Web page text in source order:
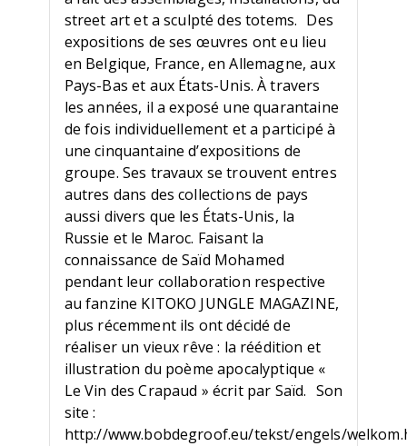
street art et a sculpté des totems. Des
expositions de ses œuvres ont eu lieu
en Belgique, France, en Allemagne, aux
Pays-Bas et aux États-Unis. À travers
les années, il a exposé une quarantaine
de fois individuellement et a participé à
une cinquantaine d’expositions de
groupe. Ses travaux se trouvent entres
autres dans des collections de pays
aussi divers que les États-Unis, la
Russie et le Maroc. Faisant la
connaissance de Saïd Mohamed
pendant leur collaboration respective
au fanzine KITOKO JUNGLE MAGAZINE,
plus récemment ils ont décidé de
réaliser un vieux rêve : la réédition et
illustration du poème apocalyptique «
Le Vin des Crapaud » écrit par Saïd. Son
site :
http://www.bobdegroof.eu/tekst/engels/